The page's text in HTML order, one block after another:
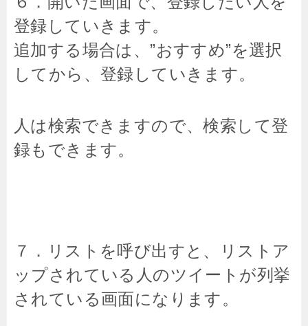
登録していきます。
追加する場合は、”おすすめ”を選択
してから、登録していきます。
人は検索できますので、検索して登
録もできます。
７．リストを呼び出すと、リストア
ップされている人のツイートが列挙
されている画面になります。